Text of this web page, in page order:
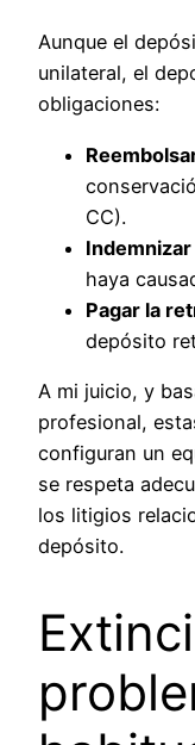
Aunque el
unilateral, el
obligaciones:
CC).
haya
Pagar la
depósito
A mi juicio, y
profesional,
configuran un
se respeta
los litigios
depósito.